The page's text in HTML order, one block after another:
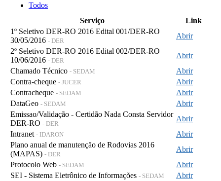
Todos
Serviço
Link
1º Seletivo DER-RO 2016 Edital 001/DER-RO
30/05/2016 - DER
Abrir
2º Seletivo DER-RO 2016 Edital 002/DER-RO
10/06/2016 - DER
Abrir
Chamado Técnico - SEDAM
Abrir
Contra-cheque - JUCER
Abrir
Contracheque - SEDAM
Abrir
DataGeo - SEDAM
Abrir
Emissao/Validação - Certidão Nada Consta Servidor
DER-RO - DER
Abrir
Intranet - IDARON
Abrir
Plano anual de manutenção de Rodovias 2016
(MAPAS) - DER
Abrir
Protocolo Web - SEDAM
Abrir
SEI - Sistema Eletrônico de Informações - SEDAM
Abrir